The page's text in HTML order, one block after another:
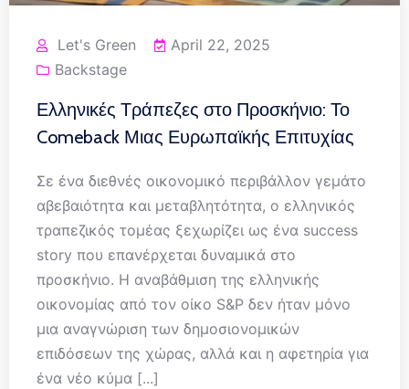
Let's Green
April 22, 2025
Backstage
Ελληνικές Τράπεζες στο Προσκήνιο: Το
Comeback Μιας Ευρωπαϊκής Επιτυχίας
Σε ένα διεθνές οικονομικό περιβάλλον γεμάτο
αβεβαιότητα και μεταβλητότητα, ο ελληνικός
τραπεζικός τομέας ξεχωρίζει ως ένα success
story που επανέρχεται δυναμικά στο
προσκήνιο. Η αναβάθμιση της ελληνικής
οικονομίας από τον οίκο S&P δεν ήταν μόνο
μια αναγνώριση των δημοσιονομικών
επιδόσεων της χώρας, αλλά και η αφετηρία για
ένα νέο κύμα [...]